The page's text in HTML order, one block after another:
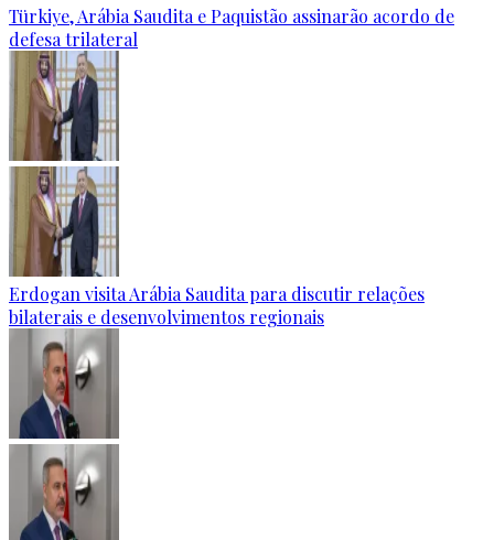
Türkiye, Arábia Saudita e Paquistão assinarão acordo de
defesa trilateral
Erdogan visita Arábia Saudita para discutir relações
bilaterais e desenvolvimentos regionais